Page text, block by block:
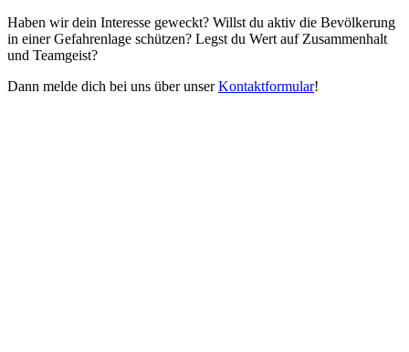
Haben wir dein Interesse geweckt? Willst du aktiv die Bevölkerung
in einer Gefahrenlage schützen? Legst du Wert auf Zusammenhalt
und Teamgeist?
Dann melde dich bei uns über unserKontaktformular!